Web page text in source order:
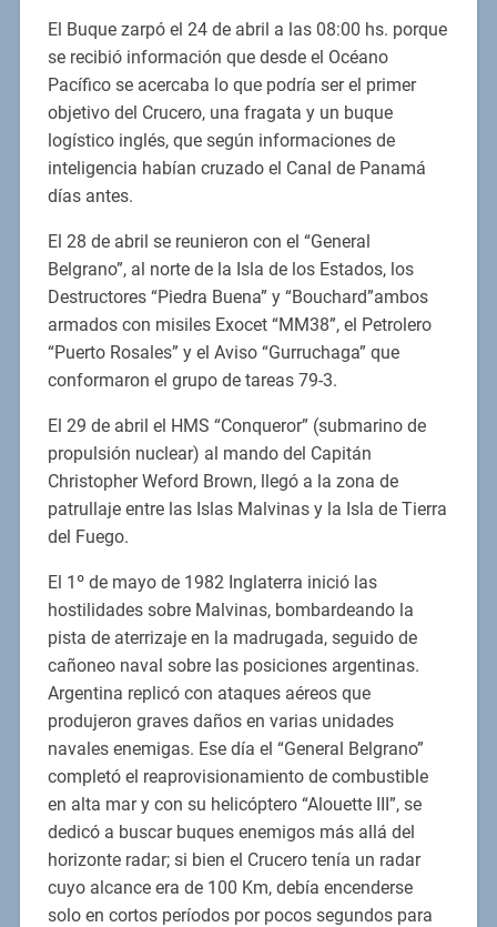
El Buque zarpó el 24 de abril a las 08:00 hs. porque
se recibió información que desde el Océano
Pacífico se acercaba lo que podría ser el primer
objetivo del Crucero, una fragata y un buque
logístico inglés, que según informaciones de
inteligencia habían cruzado el Canal de Panamá
días antes.
El 28 de abril se reunieron con el “General
Belgrano”, al norte de la Isla de los Estados, los
Destructores “Piedra Buena” y “Bouchard”ambos
armados con misiles Exocet “MM38”, el Petrolero
“Puerto Rosales” y el Aviso “Gurruchaga” que
conformaron el grupo de tareas 79-3.
El 29 de abril el HMS “Conqueror” (submarino de
propulsión nuclear) al mando del Capitán
Christopher Weford Brown, llegó a la zona de
patrullaje entre las Islas Malvinas y la Isla de Tierra
del Fuego.
El 1º de mayo de 1982 Inglaterra inició las
hostilidades sobre Malvinas, bombardeando la
pista de aterrizaje en la madrugada, seguido de
cañoneo naval sobre las posiciones argentinas.
Argentina replicó con ataques aéreos que
produjeron graves daños en varias unidades
navales enemigas. Ese día el “General Belgrano”
completó el reaprovisionamiento de combustible
en alta mar y con su helicóptero “Alouette III”, se
dedicó a buscar buques enemigos más allá del
horizonte radar; si bien el Crucero tenía un radar
cuyo alcance era de 100 Km, debía encenderse
solo en cortos períodos por pocos segundos para